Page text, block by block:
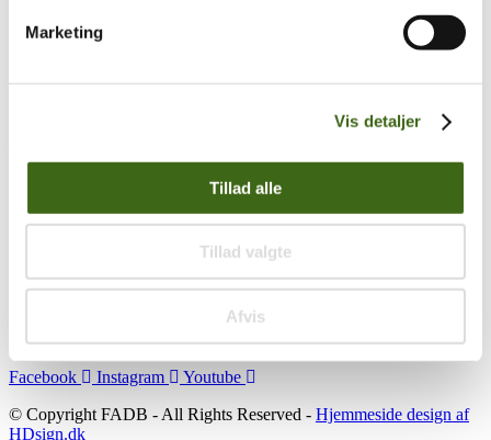
Marketing
Vis detaljer
Tillad alle
Tillad valgte
Afvis
Vedtægter
Om brug af siden
Ordre historik(kræver konto)
Persondatapolitik
Facebook Instagram
Youtube
© Copyright FADB - All Rights Reserved - Hjemmeside design af
HDsign.dk